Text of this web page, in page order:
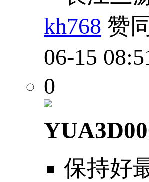
kh768 赞同
06-15
0
保持好